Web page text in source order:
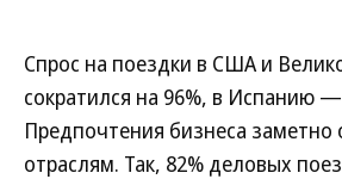
Спрос на поездки в США и
сократился на 96%, в Испанию
Предпочтения бизнеса заметно
отраслям. Так, 82% деловых